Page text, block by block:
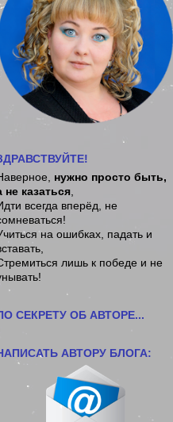
нужно просто быть,
не казаться
всегда вперёд, не
на ошибках, падать и
лишь к победе и не
СЕКРЕТУ ОБ АВТОРЕ...
Мне интересно
многое!!
Как сказали недавно -
"перфекционистка",
ну да ладно, может
АВТОРУ БЛОГА: